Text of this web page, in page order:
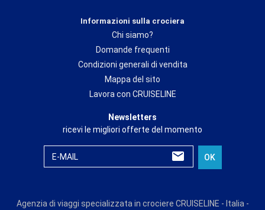
Informazioni sulla crociera
Chi siamo?
Domande frequenti
Condizioni generali di vendita
Mappa del sito
Lavora con CRUISELINE
Newsletters
ricevi le migliori offerte del momento
E-MAIL OK
Agenzia di viaggi specializzata in crociere CRUISELINE - Italia -